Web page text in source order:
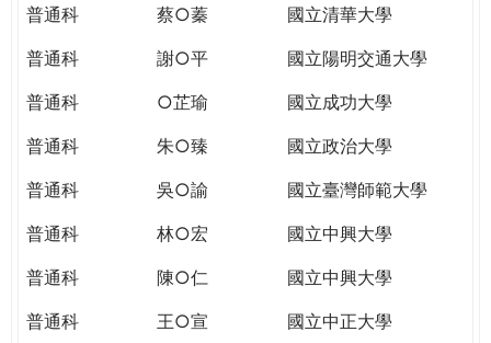
民。
e
普通科
蔡○蓁
國立清華大學
普通科
謝○平
國立陽明交通大學
普通科
○芷瑜
國立成功大學
普通科
朱○臻
國立政治大學
普通科
吳○諭
國立臺灣師範大學
普通科
林○宏
國立中興大學
普通科
陳○仁
國立中興大學
普通科
王○宣
國立中正大學